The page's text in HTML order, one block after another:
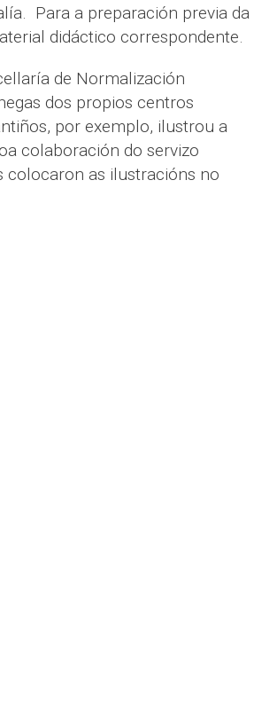
Para a preparación previa da
didáctico correspondente.
de Normalización
dos propios centros
por exemplo, ilustrou a
colaboración do servizo
colocaron as ilustracións no